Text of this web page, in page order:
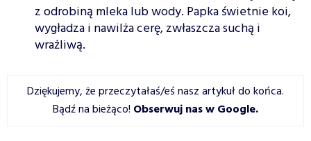
z odrobiną mleka lub wody. Papka świetnie koi,
wygładza i nawilża cerę, zwłaszcza suchą i
wrażliwą.
Dziękujemy, że przeczytałaś/eś nasz artykuł do końca.
Bądź na bieżąco! Obserwuj nas w Google.